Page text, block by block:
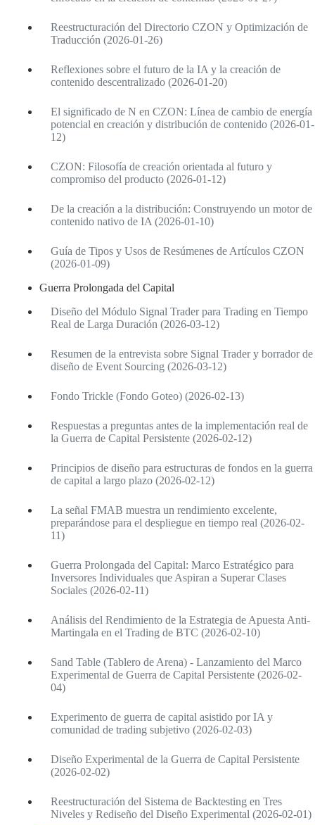
Reestructuración del Directorio CZON y Optimización de
Traducción (2026-01-26)
Reflexiones sobre el futuro de la IA y la creación de
contenido descentralizado (2026-01-20)
El significado de N en CZON: Línea de cambio de energía
potencial en creación y distribución de contenido (2026-01-
12)
CZON: Filosofía de creación orientada al futuro y
compromiso del producto (2026-01-12)
De la creación a la distribución: Construyendo un motor de
contenido nativo de IA (2026-01-10)
Guía de Tipos y Usos de Resúmenes de Artículos CZON
(2026-01-09)
Guerra Prolongada del Capital
Diseño del Módulo Signal Trader para Trading en Tiempo
Real de Larga Duración (2026-03-12)
Resumen de la entrevista sobre Signal Trader y borrador de
diseño de Event Sourcing (2026-03-12)
Fondo Trickle (Fondo Goteo) (2026-02-13)
Respuestas a preguntas antes de la implementación real de
la Guerra de Capital Persistente (2026-02-12)
Principios de diseño para estructuras de fondos en la guerra
de capital a largo plazo (2026-02-12)
La señal FMAB muestra un rendimiento excelente,
preparándose para el despliegue en tiempo real (2026-02-
11)
Guerra Prolongada del Capital: Marco Estratégico para
Inversores Individuales que Aspiran a Superar Clases
Sociales (2026-02-11)
Análisis del Rendimiento de la Estrategia de Apuesta Anti-
Martingala en el Trading de BTC (2026-02-10)
Sand Table (Tablero de Arena) - Lanzamiento del Marco
Experimental de Guerra de Capital Persistente (2026-02-
04)
Experimento de guerra de capital asistido por IA y
comunidad de trading subjetivo (2026-02-03)
Diseño Experimental de la Guerra de Capital Persistente
(2026-02-02)
Reestructuración del Sistema de Backtesting en Tres
Niveles y Rediseño del Diseño Experimental (2026-02-01)